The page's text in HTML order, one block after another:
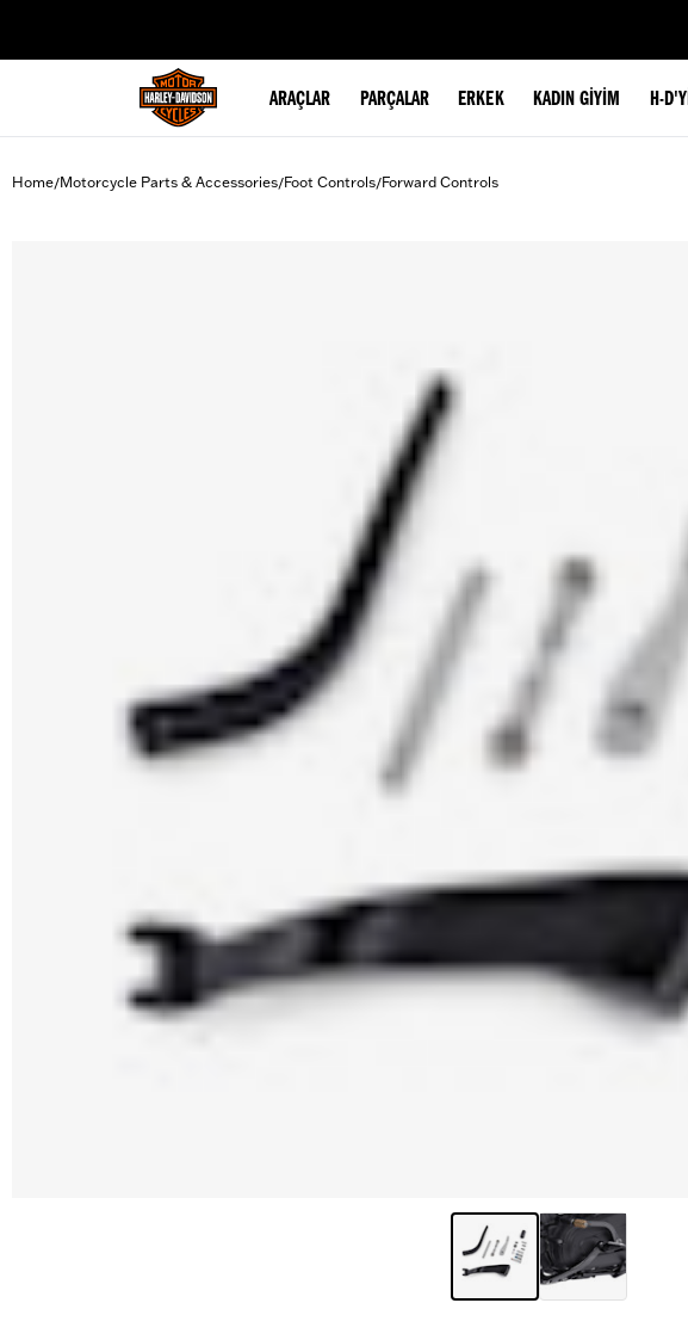
ARAÇLAR PARÇALAR ERKEK KADIN GIYIM H-
Home/Motorcycle Parts & Accessories/Foot Controls/Forward Controls